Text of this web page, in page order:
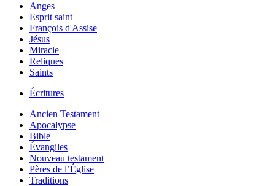
Anges
Esprit saint
François d'Assise
Jésus
Miracle
Reliques
Saints
Écritures
Ancien Testament
Apocalypse
Bible
Évangiles
Nouveau testament
Pères de l’Église
Traditions